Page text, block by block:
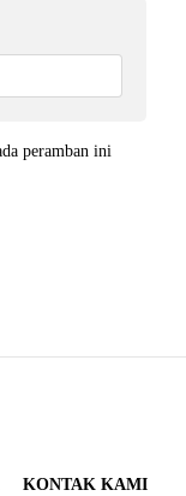
peramban ini
KONTAK KAMI